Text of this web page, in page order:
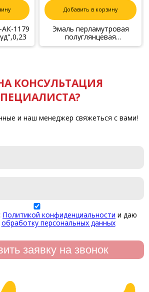
1179
Добавить в корзину
Эмаль перламутровая
полуглянцевая
"Бронза"ВДАК-1179,
КОНСУЛЬТАЦИЯ
и наш менеджер свяжеться с вами!
Политикой конфиденциальности и даю
обработку персональных данных